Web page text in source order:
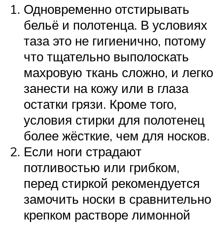
Одновременно отстирывать
бельё и полотенца. В условиях
таза это не гигиенично, потому
что тщательно выполоскать
махровую ткань сложно, и легко
занести на кожу или в глаза
остатки грязи. Кроме того,
условия стирки для полотенец
более жёсткие, чем для носков.
Если ноги страдают
потливостью или грибком,
перед стиркой рекомендуется
замочить носки в сравнительно
крепком растворе лимонной